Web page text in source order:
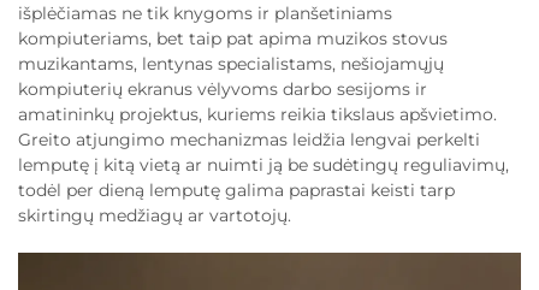
išplėčiamas ne tik knygoms ir planšetiniams
kompiuteriams, bet taip pat apima muzikos stovus
muzikantams, lentynas specialistams, nešiojamųjų
kompiuterių ekranus vėlyvoms darbo sesijoms ir
amatininkų projektus, kuriems reikia tikslaus apšvietimo.
Greito atjungimo mechanizmas leidžia lengvai perkelti
lemputę į kitą vietą ar nuimti ją be sudėtingų reguliavimų,
todėl per dieną lemputę galima paprastai keisti tarp
skirtingų medžiagų ar vartotojų.